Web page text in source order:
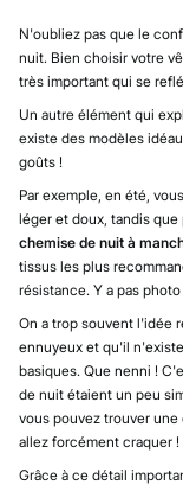
N'oubliez pas que le
nuit. Bien choisir votre
très important qui se
Un autre élément qui
existe des modèles
goûts !
Par exemple, en été,
léger et doux, tandis
chemise de nuit à
tissus les plus
résistance. Y a pas photo
On a trop souvent l'idée
ennuyeux et qu'il
basiques. Que nenni !
de nuit étaient un peu
vous pouvez trouver
allez forcément craquer !
Grâce à ce détail